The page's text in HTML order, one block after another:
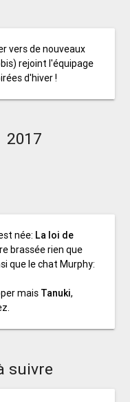
vers de nouveaux
rejoint l'équipage
d'hiver !
2017
née: La loi de
brassée rien que
que le chat Murphy:
mais Tanuki,
suivre